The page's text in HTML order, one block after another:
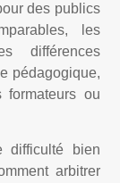
des publics
les
différences
pédagogique,
formateurs ou
difficulté bien
arbitrer